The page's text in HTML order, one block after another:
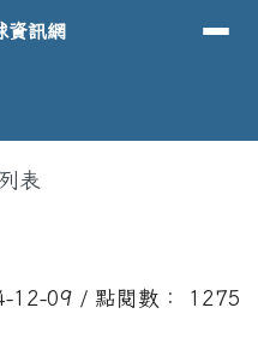
等學校全球資
資訊網
表
12-09 / 點閱數： 1275